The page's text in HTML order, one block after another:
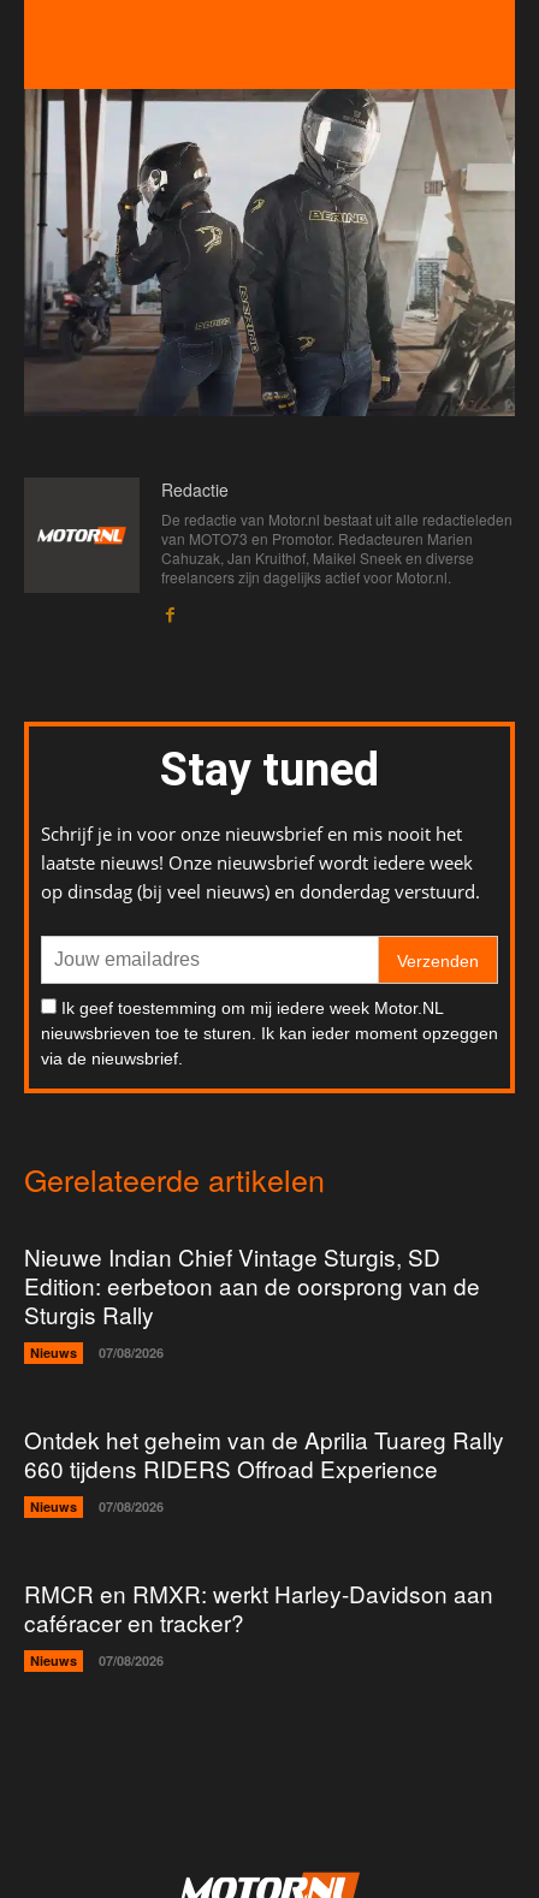
Redactie
De redactie van Motor.nl bestaat uit alle redactieleden
van MOTO73 en Promotor. Redacteuren Marien
Cahuzak, Jan Kruithof, Maikel Sneek en diverse
freelancers zijn dagelijks actief voor Motor.nl.
Stay tuned
Schrijf je in voor onze nieuwsbrief en mis nooit het
laatste nieuws! Onze nieuwsbrief wordt iedere week
op dinsdag (bij veel nieuws) en donderdag verstuurd.
Verzenden
Ik geef toestemming om mij iedere week Motor.NL
nieuwsbrieven toe te sturen. Ik kan ieder moment opzeggen
via de nieuwsbrief.
Gerelateerde artikelen
Nieuwe Indian Chief Vintage Sturgis, SD
Edition: eerbetoon aan de oorsprong van de
Sturgis Rally
Nieuws 07/08/2026
Ontdek het geheim van de Aprilia Tuareg Rally
660 tijdens RIDERS Offroad Experience
Nieuws 07/08/2026
RMCR en RMXR: werkt Harley-Davidson aan
caféracer en tracker?
Nieuws 07/08/2026